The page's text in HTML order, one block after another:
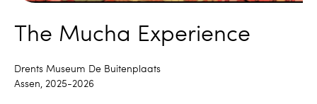
The Mucha Experience
Drents Museum De Buitenplaats
Assen, 2025-2026